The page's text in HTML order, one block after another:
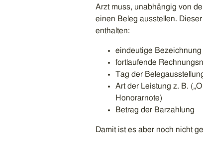
Arzt muss, unabhängig von
einen Beleg ausstellen.
enthalten:
eindeutige
fortlaufende
Tag der
Art der Leistung z. B.
Honorarnote)
Betrag der Barzahlung
Damit ist es aber noch nicht